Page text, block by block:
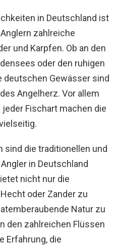
in Deutschland ist
zahlreiche
und Karpfen. Ob an den
oder den ruhigen
deutschen Gewässer sind
Angelherz. Vor allem
Fischart machen die
sind die traditionellen und
in Deutschland
nicht nur die
oder Zander zu
Natur zu
den zahlreichen Flüssen
Erfahrung, die